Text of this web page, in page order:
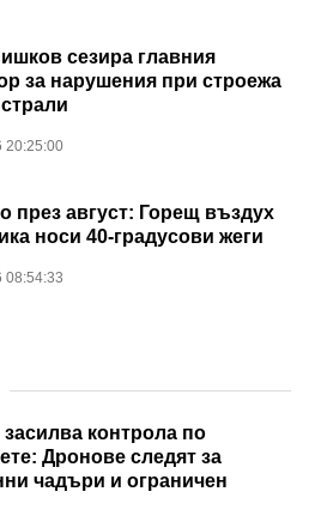
сезира главния
за нарушения при строежа
20:25:00
през август: Горещ въздух
носи 40-градусови жеги
08:54:33
контрола по
Дронове следят за
чадъри и ограничен